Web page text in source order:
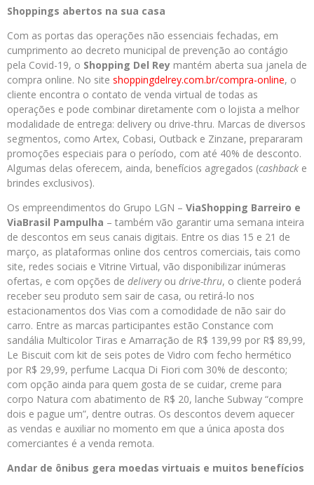
Shoppings abertos na sua casa
Com as portas das operações não essenciais fechadas, em
cumprimento ao decreto municipal de prevenção ao contágio
pela Covid-19, o Shopping Del Rey mantém aberta sua janela de
compra online. No site shoppingdelrey.com.br/compra-online, o
cliente encontra o contato de venda virtual de todas as
operações e pode combinar diretamente com o lojista a melhor
modalidade de entrega: delivery ou drive-thru. Marcas de diversos
segmentos, como Artex, Cobasi, Outback e Zinzane, prepararam
promoções especiais para o período, com até 40% de desconto.
Algumas delas oferecem, ainda, benefícios agregados (cashback e
brindes exclusivos).
Os empreendimentos do Grupo LGN – ViaShopping Barreiro e
ViaBrasil Pampulha – também vão garantir uma semana inteira
de descontos em seus canais digitais. Entre os dias 15 e 21 de
março, as plataformas online dos centros comerciais, tais como
site, redes sociais e Vitrine Virtual, vão disponibilizar inúmeras
ofertas, e com opções de deliveryou drive-thru, o cliente poderá
receber seu produto sem sair de casa, ou retirá-lo nos
estacionamentos dos Vias com a comodidade de não sair do
carro. Entre as marcas participantes estão Constance com
sandália Multicolor Tiras e Amarração de R$ 139,99 por R$ 89,99,
Le Biscuit com kit de seis potes de Vidro com fecho hermético
por R$ 29,99, perfume Lacqua Di Fiori com 30% de desconto;
com opção ainda para quem gosta de se cuidar, creme para
corpo Natura com abatimento de R$ 20, lanche Subway “compre
dois e pague um”, dentre outras. Os descontos devem aquecer
as vendas e auxiliar no momento em que a única aposta dos
comerciantes é a venda remota.
Andar de ônibus gera moedas virtuais e muitos benefícios